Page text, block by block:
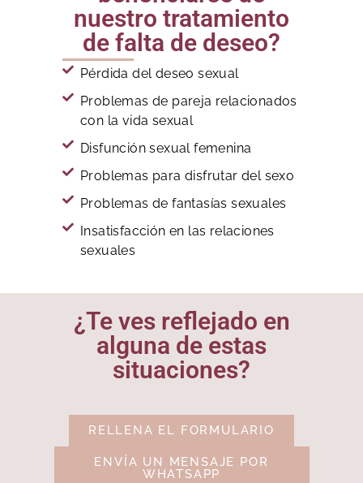
nuestro tratamiento
de falta de deseo?
Pérdida del deseo sexual
Problemas de pareja relacionados
con la vida sexual
Disfunción sexual femenina
Problemas para disfrutar del sexo
Problemas de fantasías sexuales
Insatisfacción en las relaciones
sexuales
¿Te ves reflejado en
alguna de estas
situaciones?
RELLENA EL FORMULARIO
ENVÍA UN MENSAJE POR
WHATSAPP